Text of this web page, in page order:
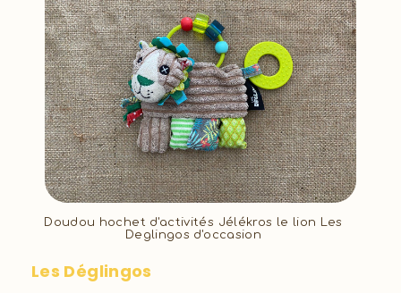
Doudou hochet d'activités Jélékros le lion Les
Deglingos d'occasion
Les Déglingos